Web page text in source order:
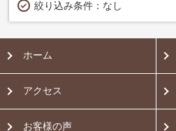
絞り込み条件： なし
ホーム
アクセス
お客様の声